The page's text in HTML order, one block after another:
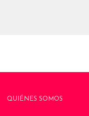
QUIÉNES SOMOS